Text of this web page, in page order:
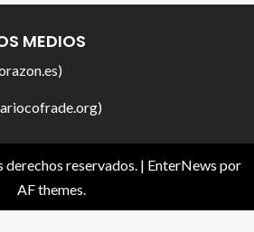
MEDIOS
reservados. | EnterNews por
AF themes.